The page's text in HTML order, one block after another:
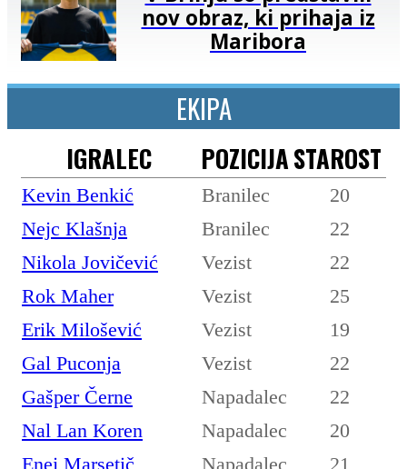
nov obraz, ki prihaja iz
Maribora
EKIPA
IGRALEC POZICIJASTAROST
Kevin Benkić Branilec
20
Nejc Klašnja
Branilec
22
Nikola Jovičević
Vezist
22
Rok Maher
Vezist
25
Erik Milošević
Vezist
19
Gal Puconja
Vezist
22
Gašper Černe
Napadalec
22
Nal Lan Koren
Napadalec
20
Enej Marsetič
Napadalec 21